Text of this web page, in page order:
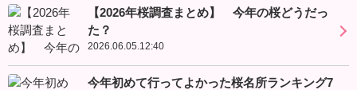
【2026年桜調査まとめ】 今年の桜どうだっ
た？
2026.06.05.12:40
今年初めて行ってよかった桜名所ランキング7